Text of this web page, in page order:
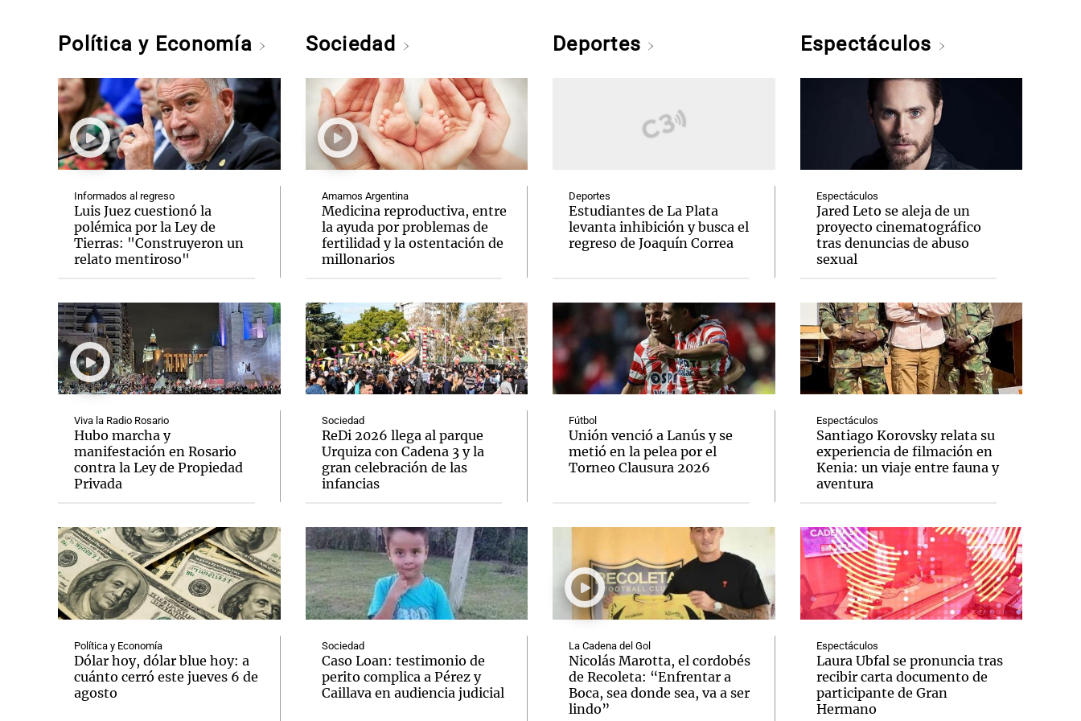
Política y Economía
Informados al regreso
Luis Juez cuestionó la
polémica por la Ley de
Tierras: "Construyeron un
relato mentiroso"
Viva la Radio Rosario
Hubo marcha y
manifestación en Rosario
contra la Ley de Propiedad
Privada
Política y Economía
Dólar hoy, dólar blue hoy: a
cuánto cerró este jueves 6 de
agosto
Sociedad
Amamos Argentina
Medicina reproductiva, entre
la ayuda por problemas de
fertilidad y la ostentación de
millonarios
Sociedad
ReDi 2026 llega al parque
Urquiza con Cadena 3 y la
gran celebración de las
infancias
Sociedad
Caso Loan: testimonio de
perito complica a Pérez y
Caillava en audiencia judicial
Deportes
Deportes
Estudiantes de La Plata
levanta inhibición y busca el
regreso de Joaquín Correa
Fútbol
Unión venció a Lanús y se
metió en la pelea por el
Torneo Clausura 2026
La Cadena del Gol
Nicolás Marotta, el cordobés
de Recoleta: “Enfrentar a
Boca, sea donde sea, va a ser
lindo”
Espectáculos
Espectáculos
Jared Leto se aleja de un
proyecto cinematográfico
tras denuncias de abuso
sexual
Espectáculos
Santiago Korovsky relata su
experiencia de filmación en
Kenia: un viaje entre fauna y
aventura
Espectáculos
Laura Ubfal se pronuncia tras
recibir carta documento de
participante de Gran
Hermano
Notas Notas
El huracán de Arequito
Notas
Cadena 3 en Groenlandia
Notas